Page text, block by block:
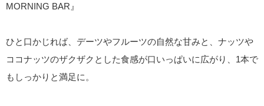
MORNING BAR』
ひと口かじれば、デーツやフルーツの自然な甘みと、ナッツや
ココナッツのザクザクとした食感が口いっぱいに広がり、1本で
もしっかりと満足に。